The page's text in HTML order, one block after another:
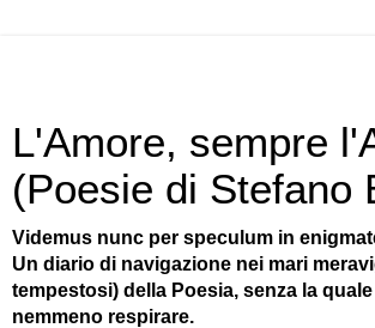
L'Amore, sempre
(Poesie di Stefano
Videmus nunc per speculum in
Un diario di navigazione nei mari
tempestosi) della Poesia, senza la
nemmeno respirare.